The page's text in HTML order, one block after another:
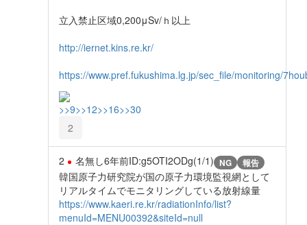
立入禁止区域0,200μSv/ｈ以上
http://iernet.kins.re.kr/
https://www.pref.fukushima.lg.jp/sec_file/monitoring/
>>9>>12>>16>>30
2
2 名無し6年前ID:g5OTI2ODg(1/1) NG 報告
韓国原子力研究院が国の原子力環境監視網として
リアルタイムでモニタリングしている放射線量
https://www.kaeri.re.kr/radiationInfo/list?
menuId=MENU00392&siteId=null